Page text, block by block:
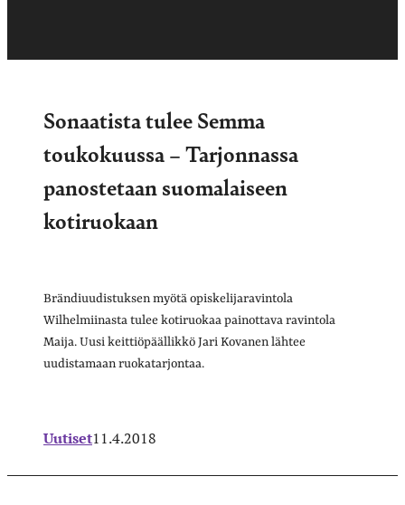
Sonaatista tulee Semma
toukokuussa – Tarjonnassa
panostetaan suomalaiseen
kotiruokaan
Brändiuudistuksen myötä opiskelijaravintola
Wilhelmiinasta tulee kotiruokaa painottava ravintola
Maija. Uusi keittiöpäällikkö Jari Kovanen lähtee
uudistamaan ruokatarjontaa.
Uutiset11.4.2018